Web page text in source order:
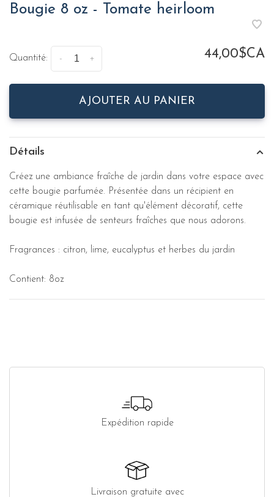
Bougie 8 oz - Tomate heirloom
Quantité: +
- 44,00$CA
AJOUTER AU PANIER
Détails
Créez une ambiance fraîche de jardin dans votre espace avec
cette bougie parfumée. Présentée dans un récipient en
céramique réutilisable en tant qu'élément décoratif, cette
bougie est infusée de senteurs fraîches que nous adorons.
Fragrances : citron, lime, eucalyptus et herbes du jardin
Contient: 8oz
Expédition rapide
Livraison gratuite avec